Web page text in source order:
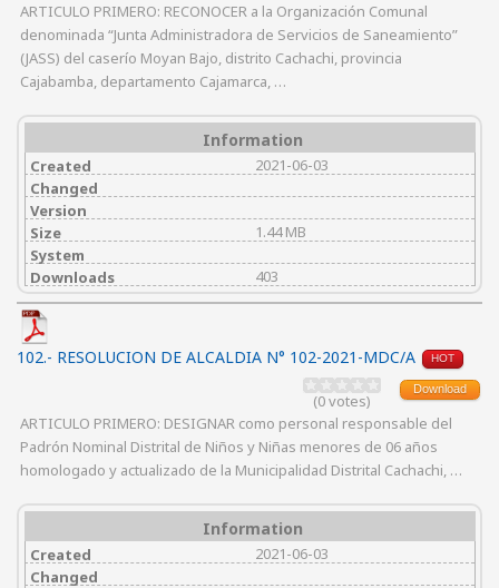
ARTICULO PRIMERO: RECONOCER a la Organización Comunal
denominada “Junta Administradora de Servicios de Saneamiento”
(JASS) del caserío Moyan Bajo, distrito Cachachi, provincia
Cajabamba, departamento Cajamarca, …
Information
Created
2021-06-03
Changed
Version
Size
1.44 MB
System
Downloads
403
102.- RESOLUCION DE ALCALDIA N° 102-2021-MDC/A HOT
Download
(0 votes)
ARTICULO PRIMERO: DESIGNAR como personal responsable del
Padrón Nominal Distrital de Niños y Niñas menores de 06 años
homologado y actualizado de la Municipalidad Distrital Cachachi, …
Information
Created
2021-06-03
Changed